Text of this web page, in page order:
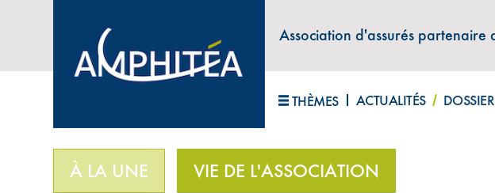
Association d'assurés partenaire
THÈMES ACTUALITÉS
ABONNEZ-VOUS À LA LETTRE D'INFORMATIONS "AMPHITÉA
À LA UNE VIE DE L'ASSOCIATION